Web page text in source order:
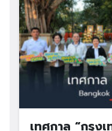
เทศกาล “กรุง